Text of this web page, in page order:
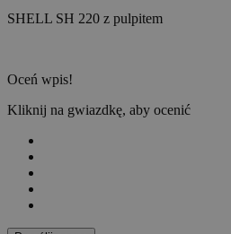
SHELL SH 220 z pulpitem
Oceń wpis!
Kliknij na gwiazdkę, aby ocenić